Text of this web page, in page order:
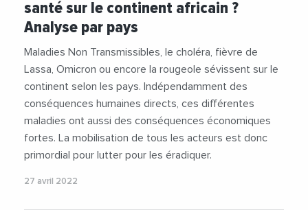
#Developpement
#Diabete
#Economie
#Epidemie
#Fievre
#Ghana
#Guineeequatoriale
#Lesotho
#Liberia
#Malawi
#Mali
#NationsUnies
#Niger #Nigeria
#Norvege
#OMS
#ONU #Pandemie #Sante
#Tabac
#Tchad
#Vaccin
santé sur le continent africain ?
Analyse par pays
Maladies Non Transmissibles, le choléra, fièvre de
Lassa, Omicron ou encore la rougeole sévissent sur le
continent selon les pays. Indépendamment des
conséquences humaines directs, ces différentes
maladies ont aussi des conséquences économiques
fortes. La mobilisation de tous les acteurs est donc
primordial pour lutter pour les éradiquer.
27 avril 2022